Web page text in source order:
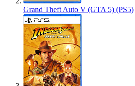
Grand Theft Auto V (GTA 5) (PS5)